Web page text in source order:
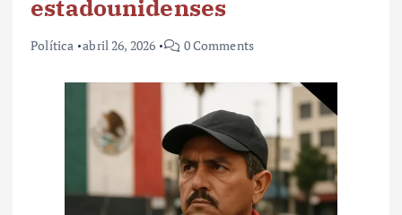
estadounidenses
Política abril 26, 2026 0 Comments